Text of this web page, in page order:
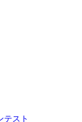
テスト